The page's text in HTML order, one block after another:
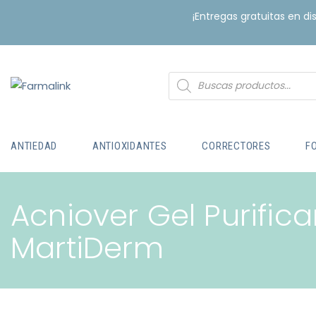
¡Entregas gratuitas en
ANTIEDAD ANTIOXIDANTES CORRECTORES
Acniover Gel
MartiDerm